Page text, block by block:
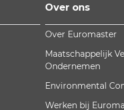
Over ons
Over Euromaster
Maatschappelijk
Ondernemen
Environmental
Werken bij